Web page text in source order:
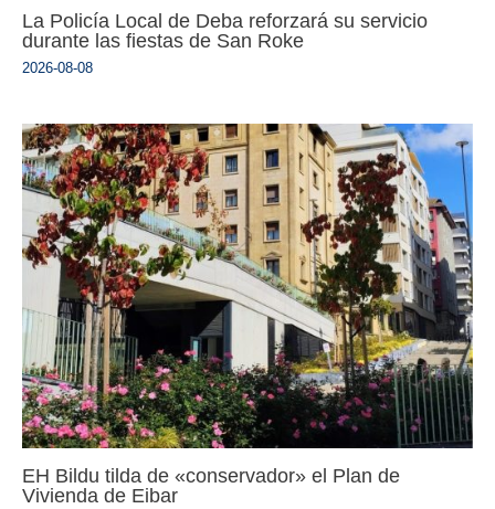
La Policía Local de Deba reforzará su servicio
durante las fiestas de San Roke
2026-08-08
EH Bildu tilda de «conservador» el Plan de
Vivienda de Eibar